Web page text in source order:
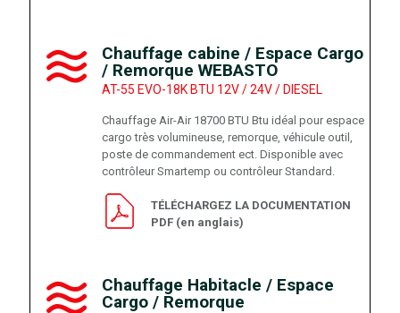
Chauffage cabine / Espace Cargo
/ Remorque WEBASTO
AT-55 EVO-18K BTU 12V / 24V / DIESEL
Chauffage Air-Air 18700 BTU Btu idéal pour espace
cargo très volumineuse, remorque, véhicule outil,
poste de commandement ect. Disponible avec
contrôleur Smartemp ou contrôleur Standard.
TÉLÉCHARGEZ LA DOCUMENTATION
PDF (en anglais)
Chauffage Habitacle / Espace
Cargo / Remorque